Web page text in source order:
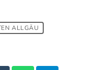
ALLGÄU